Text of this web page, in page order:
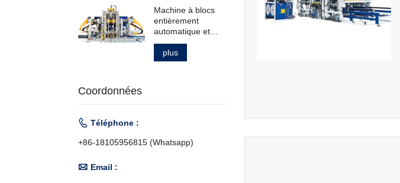
Machine à blocs
entièrement
automatique et
intelligente pour la
fabrication de
produits en béton
plus
Coordonnées
 Téléphone :
+86-18105956815 (Whatsapp)
 Email :